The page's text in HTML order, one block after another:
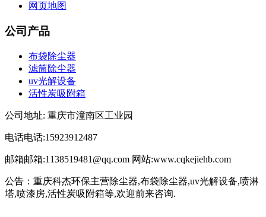
网页地图
公司产品
布袋除尘器
滤筒除尘器
uv光解设备
活性炭吸附箱
公司地址: 重庆市潼南区工业园
电话电话:15923912487
邮箱邮箱:1138519481@qq.com 网站:www.cqkejiehb.com
公告：重庆科杰环保主营除尘器,布袋除尘器,uv光解设备,喷淋
塔,喷漆房,活性炭吸附箱等,欢迎前来咨询.